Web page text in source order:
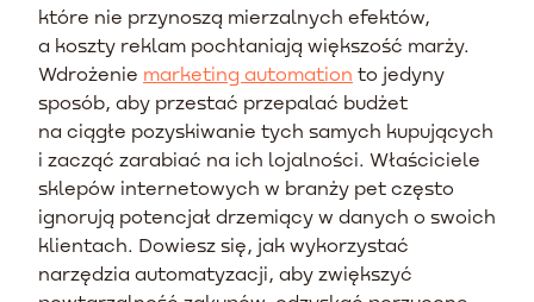
które nie przynoszą mierzalnych efektów,
a koszty reklam pochłaniają większość marży.
Wdrożenie marketing automation to jedyny
sposób, aby przestać przepalać budżet
na ciągłe pozyskiwanie tych samych kupujących
i zacząć zarabiać na ich lojalności. Właściciele
sklepów internetowych w branży pet często
ignorują potencjał drzemiący w danych o swoich
klientach. Dowiesz się, jak wykorzystać
narzędzia automatyzacji, aby zwiększyć